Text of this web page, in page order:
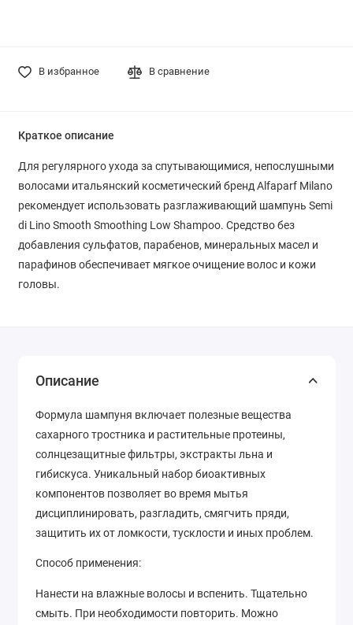
В избранное В сравнение
Краткое описание
Для регулярного ухода за спутывающимися, непослушными
волосами итальянский косметический бренд Alfaparf Milano
рекомендует использовать разглаживающий шампунь Semi
di Lino Smooth Smoothing Low Shampoo. Средство без
добавления сульфатов, парабенов, минеральных масел и
парафинов обеспечивает мягкое очищение волос и кожи
головы.
Описание
Формула шампуня включает полезные вещества
сахарного тростника и растительные протеины,
солнцезащитные фильтры, экстракты льна и
гибискуса. Уникальный набор биоактивных
компонентов позволяет во время мытья
дисциплинировать, разгладить, смягчить пряди,
защитить их от ломкости, тусклости и иных проблем.
Способ применения:
Нанести на влажные волосы и вспенить. Тщательно
смыть. При необходимости повторить. Можно